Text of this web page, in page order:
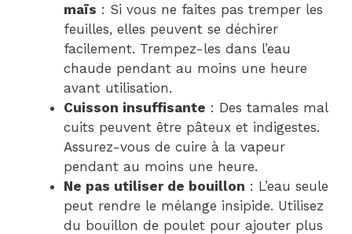
maïs : Si vous ne faites pas tremper les
feuilles, elles peuvent se déchirer
facilement. Trempez-les dans l’eau
chaude pendant au moins une heure
avant utilisation.
Cuisson insuffisante : Des tamales mal
cuits peuvent être pâteux et indigestes.
Assurez-vous de cuire à la vapeur
pendant au moins une heure.
Ne pas utiliser de bouillon : L’eau seule
peut rendre le mélange insipide. Utilisez
du bouillon de poulet pour ajouter plus